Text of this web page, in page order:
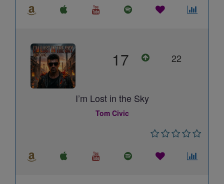
17 22
I’m Lost in the Sky
Tom Civic